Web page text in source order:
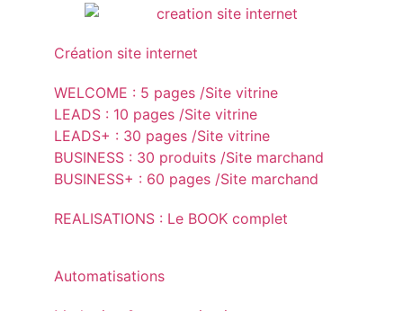
Création site internet
WELCOME : 5 pages /Site vitrine
LEADS : 10 pages /Site vitrine
LEADS+ : 30 pages /Site vitrine
BUSINESS : 30 produits /Site marchand
BUSINESS+ : 60 pages /Site marchand
REALISATIONS : Le BOOK complet
Automatisations